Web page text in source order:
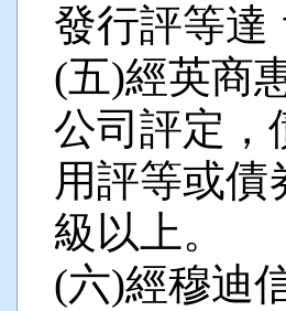
發行評等達
(五)經英商
公司評定，
用評等或債
級以上。
(六)經穆迪